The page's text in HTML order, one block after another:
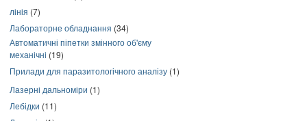
лінія (7)
Лабораторне обладнання (34)
Автоматичні піпетки змінного об'єму
механічні (19)
Прилади для паразитологічного аналізу (1)
Лазерні дальноміри (1)
Лебідки (11)